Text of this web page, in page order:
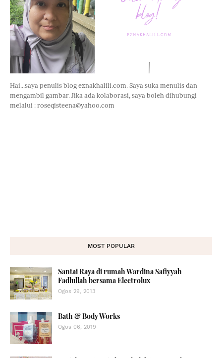
Hai...saya penulis blog eznakhalili.com. Saya suka menulis dan
mengambil gambar. Jika ada kolaborasi, saya boleh dihubungi
melalui : roseqisteena@yahoo.com
MOST POPULAR
Santai Raya di rumah Wardina Safiyyah
Fadlullah bersama Electrolux
Ogos 29, 2013
Bath & Body Works
Ogos 06, 2019